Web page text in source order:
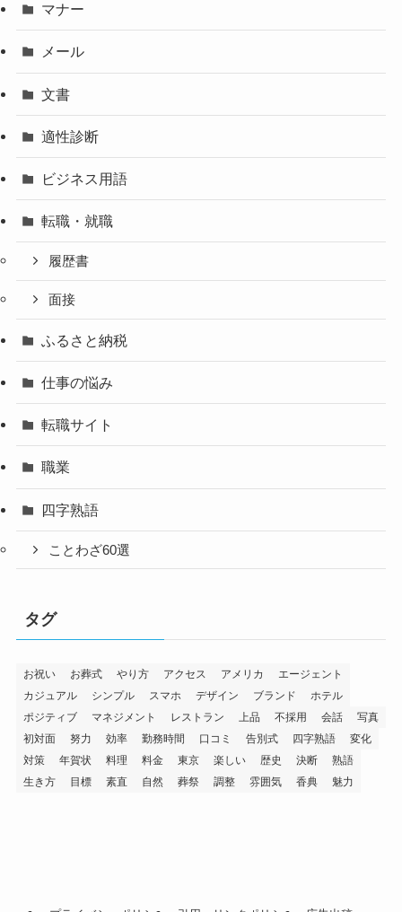
マナー
メール
文書
適性診断
ビジネス用語
転職・就職
履歴書
面接
ふるさと納税
仕事の悩み
転職サイト
職業
四字熟語
ことわざ60選
タグ
お祝い お葬式 やり方 アクセス アメリカ
エージェント
カジュアル
シンプル スマホ デザイン ブランド
ホテル
ポジティブ
マネジメント レストラン 上品 不採用 会話
写真
初対面
努力 効率 勤務時間 口コミ 告別式 四字熟語
変化
対策
年賀状 料理 料金 東京 楽しい 歴史 決断
熟語
生き方
目標 素直 自然 葬祭 調整 雰囲気 香典 魅力